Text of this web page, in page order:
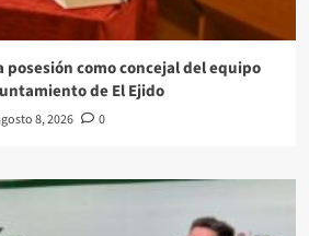
posesión como concejal del equipo
de El Ejido
8, 2026 0